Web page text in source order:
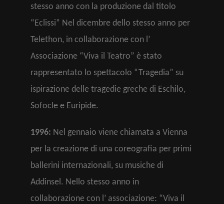
stesso anno con la produzione dal titolo
“Eclissi” Nel dicembre dello stesso anno per
Telethon, in collaborazione con l’
Associazione “Viva il Teatro” è stato
rappresentato lo spettacolo “Tragedia” su
ispirazione delle tragedie greche di Eschilo,
Sofocle e Euripide.
1996: Nel gennaio viene chiamata a Vienna
per la creazione di una coreografia per primi
ballerini internazionali, su musiche di
Addinsel. Nello stesso anno in
collaborazione con l’ associazione: “Viva il